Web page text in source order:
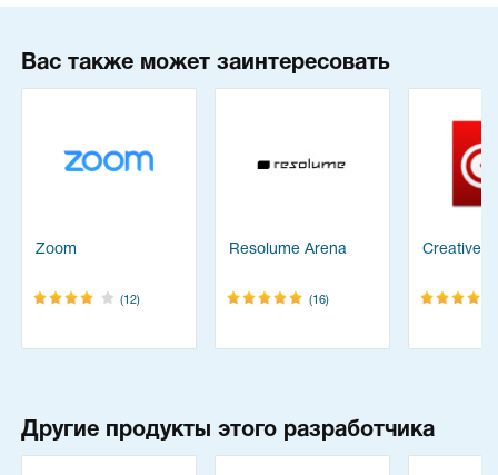
Вас также может заинтересовать
Zoom
(12)
Resolume Arena
(16)
Creative
Другие продукты этого разработчика